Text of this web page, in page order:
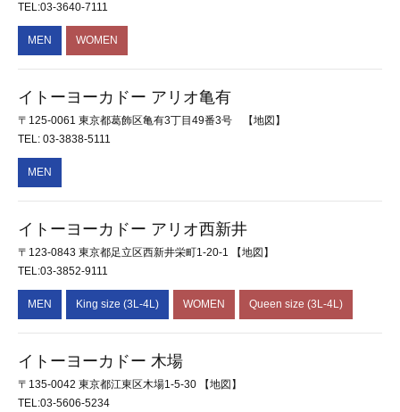
TEL:03-3640-7111
MEN WOMEN
イトーヨーカドー アリオ亀有
〒125-0061 東京都葛飾区亀有3丁目49番3号
【地図】
TEL: 03-3838-5111
MEN
イトーヨーカドー アリオ西新井
〒123-0843 東京都足立区西新井栄町1-20-1
【地図】
TEL:03-3852-9111
MEN King size (3L-4L) WOMEN Queen size (3L-4L)
イトーヨーカドー 木場
〒135-0042 東京都江東区木場1-5-30
【地図】
TEL:03-5606-5234